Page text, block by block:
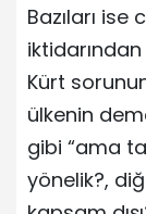
Bazıları
Kürt
ülkenin
gibi “ama
yönelik?,